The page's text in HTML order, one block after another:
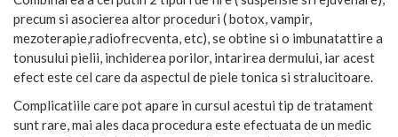
precum si asocierea altor proceduri ( botox, vampir,
mezoterapie,radiofrecventa, etc), se obtine si o imbunatattire a
tonusului pielii, inchiderea porilor, intarirea dermului, iar acest
efect este cel care da aspectul de piele tonica si stralucitoare.
Complicatiile care pot apare in cursul acestui tip de tratament
sunt rare, mai ales daca procedura este efectuata de un medic